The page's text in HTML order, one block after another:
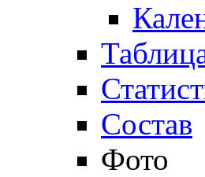
Состав
Фото